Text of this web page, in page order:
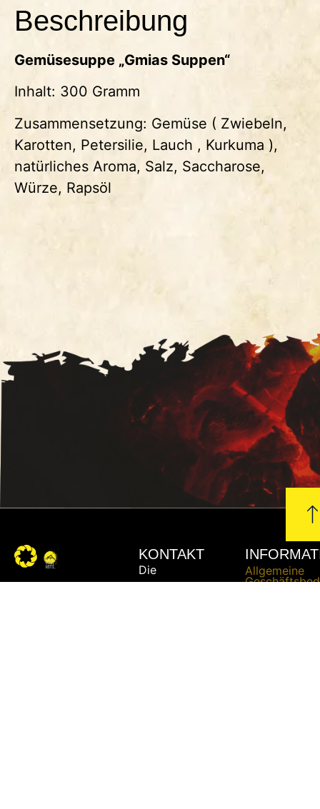
Beschreibung
Gemüsesuppe „Gmias Suppen“
Inhalt: 300 Gramm
Zusammensetzung: Gemüse ( Zwiebeln,
Karotten, Petersilie, Lauch , Kurkuma ),
natürliches Aroma, Salz, Saccharose,
Würze, Rapsöl
KONTAKT
Die
Allgemeine